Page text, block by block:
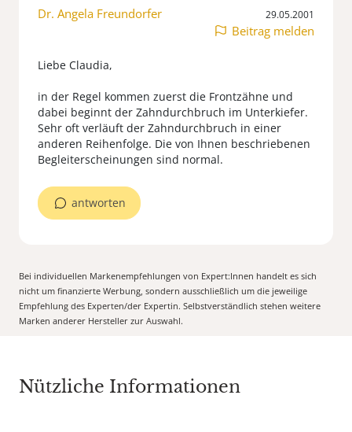
Dr. Angela Freundorfer 29.05.2001
Beitrag melden
Liebe Claudia,
in der Regel kommen zuerst die Frontzähne und
dabei beginnt der Zahndurchbruch im Unterkiefer.
Sehr oft verläuft der Zahndurchbruch in einer
anderen Reihenfolge. Die von Ihnen beschriebenen
Begleiterscheinungen sind normal.
antworten
Bei individuellen Markenempfehlungen von Expert:Innen handelt es sich
nicht um finanzierte Werbung, sondern ausschließlich um die jeweilige
Empfehlung des Experten/der Expertin. Selbstverständlich stehen weitere
Marken anderer Hersteller zur Auswahl.
Nützliche Informationen